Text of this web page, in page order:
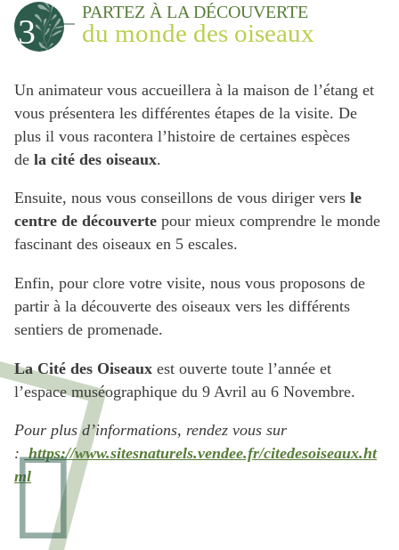
3 PARTEZ À LA DÉCOUVERTE
du monde des oiseaux
Un animateur vous accueillera à la maison de l’étang et
vous présentera les différentes étapes de la visite. De
plus il vous racontera l’histoire de certaines espèces
de la cité des oiseaux.
Ensuite, nous vous conseillons de vous diriger vers le
centre de découverte pour mieux comprendre le monde
fascinant des oiseaux en 5 escales.
Enfin, pour clore votre visite, nous vous proposons de
partir à la découverte des oiseaux vers les différents
sentiers de promenade.
La Cité des Oiseaux est ouverte toute l’année et
l’espace muséographique du 9 Avril au 6 Novembre.
Pour plus d’informations, rendez vous sur
:https://www.sitesnaturels.vendee.fr/citedesoiseaux.ht
ml